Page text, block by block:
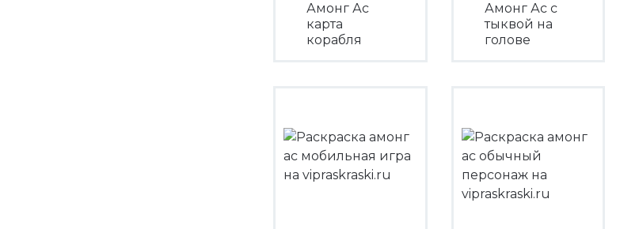
Амонг Ас
карта
корабля
Амонг Ас с
тыквой на
голове